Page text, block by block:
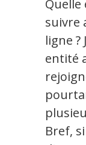
Quelle
suivre
ligne ?
entité
Bref,